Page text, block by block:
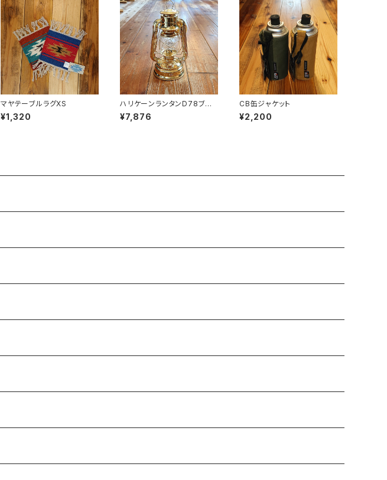
マヤテーブルラグXS
¥1,320
ハリケーンランタンD78ブラ
ス
¥7,876
CB缶ジャケット
¥2,200